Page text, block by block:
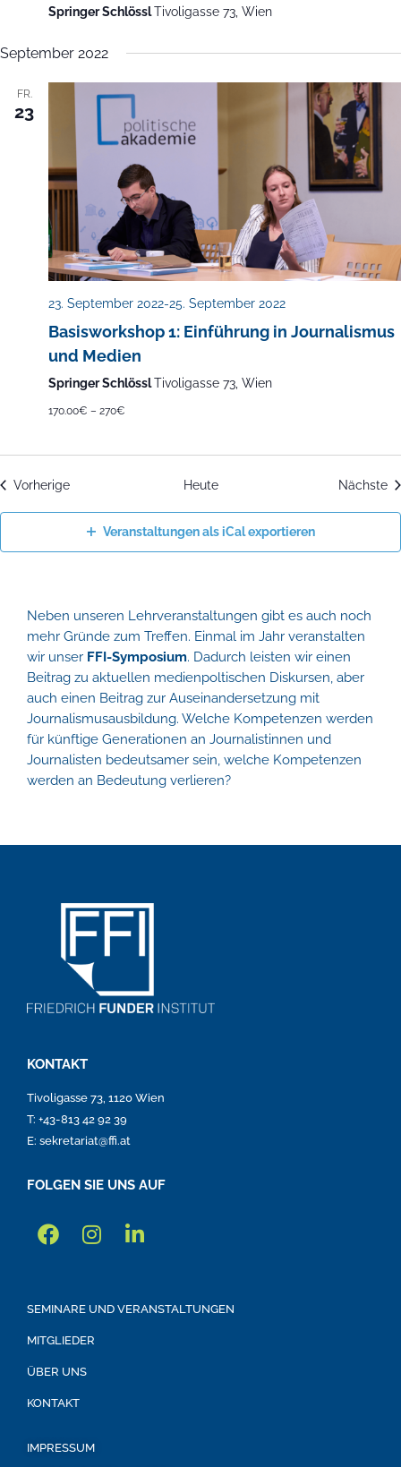
Springer SchlösslTivoligasse 73, Wien
September 2022
FR.
23
23. September 2022-25. September 2022
Basisworkshop 1: Einführung in Journalismus
und Medien
Springer SchlösslTivoligasse 73, Wien
170.00€ – 270€
VorherigeVeranstaltungen Heute Nächste
Veranstaltungen als iCal exportieren
Neben unseren Lehrveranstaltungen gibt es auch noch
mehr Gründe zum Treffen. Einmal im Jahr veranstalten
wir unser FFI-Symposium. Dadurch leisten wir einen
Beitrag zu aktuellen medienpoltischen Diskursen, aber
auch einen Beitrag zur Auseinandersetzung mit
Journalismusausbildung. Welche Kompetenzen werden
für künftige Generationen an Journalistinnen und
Journalisten bedeutsamer sein, welche Kompetenzen
werden an Bedeutung verlieren?
KONTAKT
Tivoligasse 73, 1120 Wien
T: +43-813 42 92 39
E: sekretariat@ffi.at
FOLGEN SIE UNS AUF
SEMINARE UND VERANSTALTUNGEN
MITGLIEDER
ÜBER UNS
KONTAKT
IMPRESSUM